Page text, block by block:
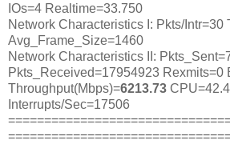
IOs=4 Realtime=33.750
Network Characteristics I: Pkts/Intr=30
Avg_Frame_Size=1460
Network Characteristics II:
Pkts_Received=17954923 Rexmits=0
Throughput(Mbps)=6213.73
Interrupts/Sec=17506